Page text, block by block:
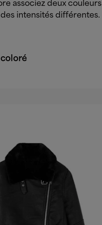
associez deux couleurs
intensités différentes.